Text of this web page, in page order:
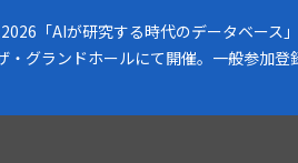
「AIが研究する時代のデ
「AIが研究する時代のデータベース」
グランドホールにて開催。一般参加登